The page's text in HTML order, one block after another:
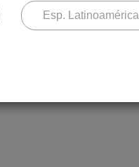
Esp. Latinoamérica